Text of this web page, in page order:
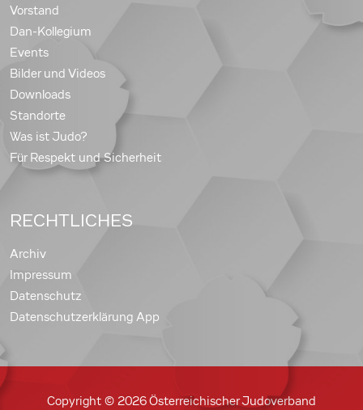
Vorstand
Dan-Kollegium
Events
Bilder und Videos
Downloads
Standorte
Was ist Judo?
Für Respekt und Sicherheit
RECHTLICHES
Archiv
Impressum
Datenschutz
Datenschutzerklärung App
Copyright © 2026 Österreichischer Judoverband